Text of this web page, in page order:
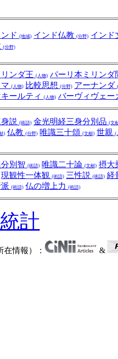
ド (地域) インド仏教 (分野) イン
(分野)
リンダ王 (人物) パーリ本ミリン
(人物) 比較思想 (分野) アーナンダ
ールティ (人物) バーヴィヴェ
説 (術語) 金光明経三身分別品 (文
) 仏教 (分野) 唯識三十頌 (文献) 世親 (
別智 (術語) 唯識二十論 (文献) 摂大
現観性一体観 (術語) 三性説 (術語) 経
(術語) 仏の増上力 (術語)
計
情報）： &